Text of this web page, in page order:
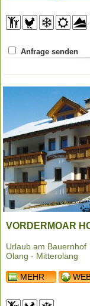
Anfrage senden
VORDERMOAR
Urlaub am Bauernhof
Olang - Mitterolang
MEHR